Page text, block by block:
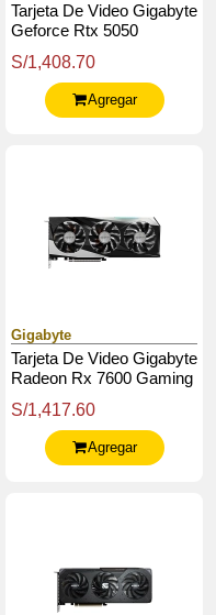
Tarjeta De Video Gigabyte
Geforce Rtx 5050
Gddr6, Pcie Gen 5.0
S/1,408.70
Agregar
Gigabyte
Tarjeta De Video Gigabyte
Radeon Rx 7600 Gaming
E 4.0
S/1,417.60
Agregar